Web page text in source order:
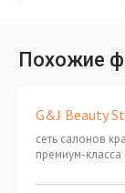
Похожие
G&J Beauty
сеть салонов
премиум-класса